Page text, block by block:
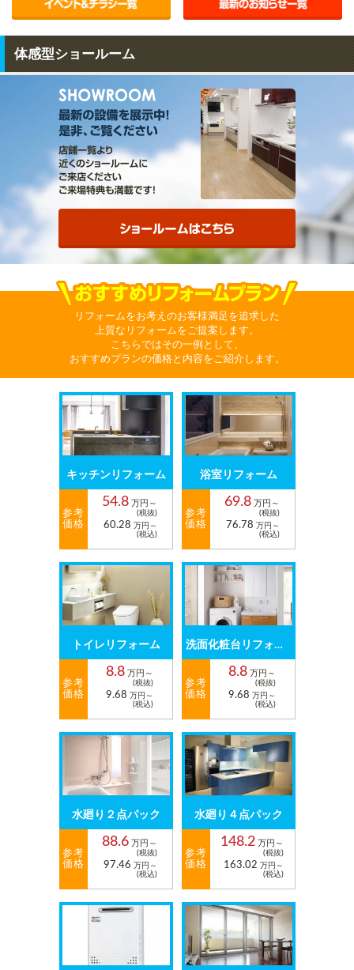
体感型ショールーム
リフォームをお考えのお客様満足を追求した
上質なリフォームをご提案します。
こちらではその一例として、
おすすめプランの価格と内容をご紹介します。
キッチンリフォーム
参考
価格
54.8 万円～
(税抜)
60.28 万円～
(税込)
浴室リフォーム
参考
価格
69.8 万円～
(税抜)
76.78 万円～
(税込)
トイレリフォーム
参考
価格
8.8 万円～
(税抜)
9.68 万円～
(税込)
洗面化粧台リフォーム
参考
価格
8.8 万円～
(税抜)
9.68 万円～
(税込)
水廻り２点パック
参考
価格
88.6 万円～
(税抜)
97.46 万円～
(税込)
水廻り４点パック
参考
価格
148.2 万円～
(税抜)
163.02 万円～
(税込)